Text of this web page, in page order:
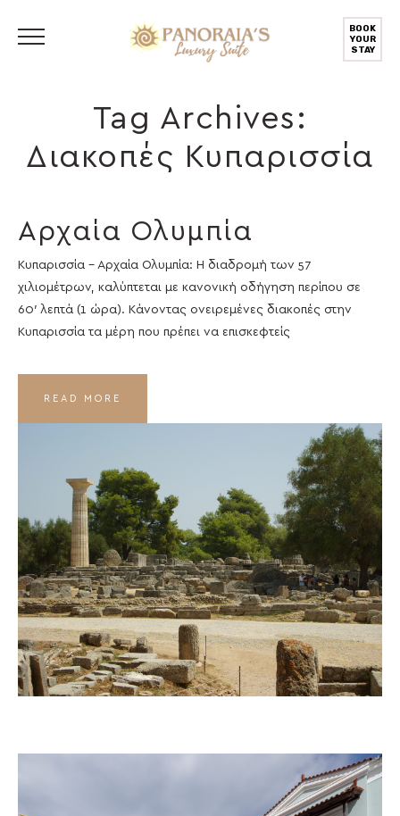
BOOK
YOUR
STAY
Tag Archives:
Διακοπές Κυπαρισσία
Αρχαία Ολυμπία
Κυπαρισσία – Αρχαία Ολυμπία: H διαδρομή των 57
χιλιομέτρων, καλύπτεται με κανονική οδήγηση περίπου σε
60′ λεπτά (1 ώρα). Κάνοντας ονειρεμένες διακοπές στην
Κυπαρισσία τα μέρη που πρέπει να επισκεφτείς
READ MORE